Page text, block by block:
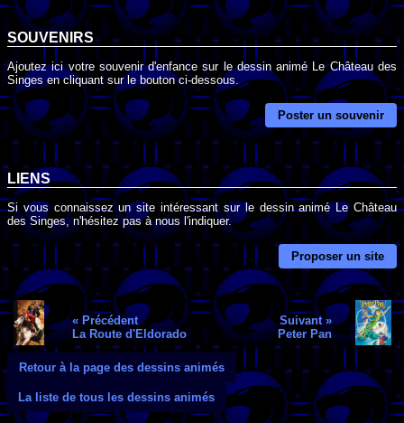
SOUVENIRS
Ajoutez ici votre souvenir d'enfance sur le dessin animé Le Château des
Singes en cliquant sur le bouton ci-dessous.
Poster un souvenir
LIENS
Si vous connaissez un site intéressant sur le dessin animé Le Château
des Singes, n'hésitez pas à nous l'indiquer.
Proposer un site
« Précédent
La Route d'Eldorado
Suivant »
Peter Pan
Retour à la page des dessins animés
La liste de tous les dessins animés